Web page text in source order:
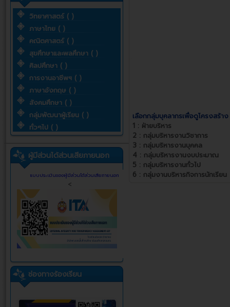
วิทยาศาสตร์ ( )
ภาษาไทย ( )
คณิตศาสตร์ ( )
สุขศึกษาและพลศึกษา ( )
ศิลปศึกษา ( )
การงานอาชีพฯ ( )
ภาษาอังกฤษ ( )
สังคมศึกษา ( )
กลุ่มพัฒนาผู้เรียน ( )
ทั่วๆไป ( )
ผู้มีส่วนได้ส่วนเสียภายนอก
แบบประเมินของผู้มีส่วนได้ส่วนเสียภายนอก
<
ช่องทางร้องเรียน
เลือกกลุ่มบุคลากรเพื่อดูโครงสร้าง
1 : ฝ่ายบริหาร
2 : กลุ่มบริหารงานวิชาการ
3 : กลุ่มบริหารงานบุคคล
4 : กลุ่มบริหารงานงบประมาณ
5 : กลุ่มบริหารงานทั่วไป
6 : กลุ่มงานบริหารกิจการนักเรียน